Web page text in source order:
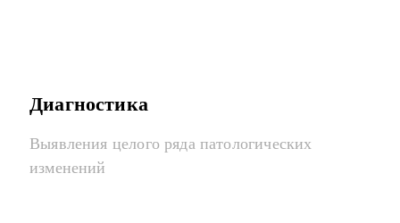
Диагностика
Выявления целого ряда патологических
изменений